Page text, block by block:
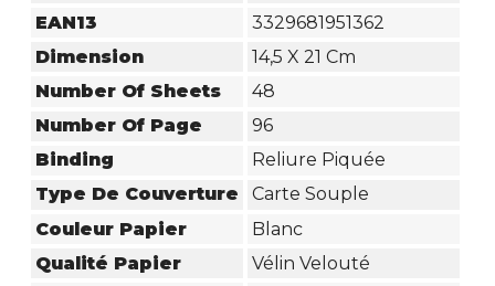
EAN13
3329681951362
Dimension
14,5 X 21 Cm
Number Of Sheets
48
Number Of Page
96
Binding
Reliure Piquée
Type De Couverture
Carte Souple
Couleur Papier
Blanc
Qualité Papier
Vélin Velouté